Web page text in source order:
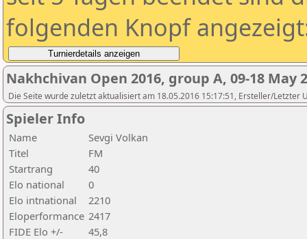
folgenden Knopf
Nakhchivan Open 2016, group A, 09-18 May
Die Seite wurde zuletzt aktualisiert am 18.05.2016 15:17:51, Ersteller/Letzter
Spieler Info
Name
Sevgi Volkan
Titel
FM
Startrang
40
Elo national
0
Elo intnational
2210
Eloperformance 2417
FIDE Elo +/-
45,8